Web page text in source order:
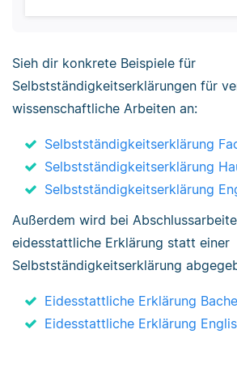
Sieh dir konkrete Beispiele für
Selbstständigkeitserklärungen für
wissenschaftliche Arbeiten an:
Selbstständigkeitserklärung
Selbstständigkeitserklärung
Selbstständigkeitserklärung
Außerdem wird bei
eidesstattliche Erklärung statt einer
Selbstständigkeitserklärung
Eidesstattliche Erklärung
Eidesstattliche Erklärung